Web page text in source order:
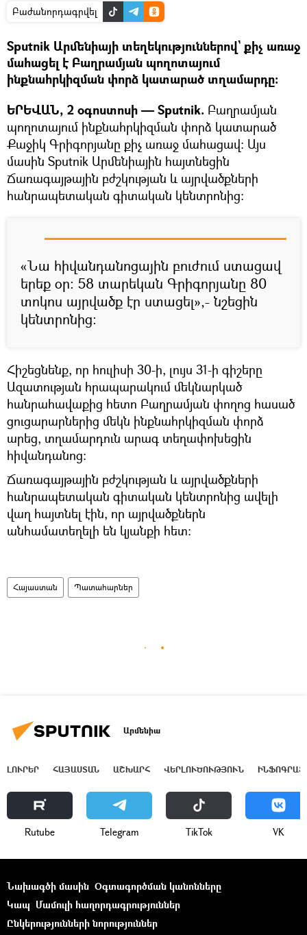
Բաժանորդագրվել
Sputnik Արմենիայի տեղեկություններով` քիչ առաջ
մահացել է Բաղրամյան պողոտայում
ինքնահրկիզման փորձ կատարած տղամարդը։
ԵՐԵՎԱՆ, 2 օգոստոսի — Sputnik. Բաղրամյան
պողոտայում ինքնահրկիզման փորձ կատարած
Քաջիկ Գրիգորյանը քիչ առաջ մահացավ։ Այս
մասին Sputnik Արմենիային հայտնեցին
Ճառագայթային բժշկության և այրվածքների
հանրապետական գիտական կենտրոնից։
«Նա հիվանդանոցային բուժում ստացավ
երեք օր։ 58 տարեկան Գրիգորյանը 80
տոկոս այրվածք էր ստացել»,- նշեցին
կենտրոնից։
Հիշեցնենք, որ հուլիսի 30-ի, լույս 31-ի գիշերը
Ազատության հրապարակում մեկնարկած
հանրահավաքից հետո Բաղրամյան փողոց հասած
ցուցարարներից մեկն ինքնահրկիզման փորձ
արեց, տղամարդուն արագ տեղափոխեցին
հիվանդանոց:
Ճառագայթային բժշկության և այրվածքների
հանրապետական գիտական կենտրոնից ավելի
վաղ հայտնել էին, որ այրվածքներն
անհամատեղելի են կյանքի հետ:
Հայաստան Պատահարներ
Արմենիա
ԼՈՒՐԵՐ ՀԱՅԱՍՏԱՆ ԱՇԽԱՐՀ ՎԵՐԼՈՒԾՈՒԹՅՈՒՆ
Rutube Telegram ТikТоk VK
Նախագծի մասին Օգտագործման կանոնները
Կապ Մամուլի հաղորդագրություններ
Ընկերությունների նորություններ